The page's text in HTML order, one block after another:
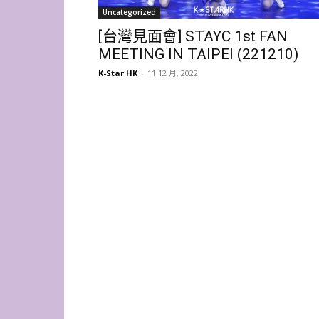
Uncategorized
[台灣見面會] STAYC 1st FAN
MEETING IN TAIPEI (221210)
K-Star HK - 11 12 月, 2022